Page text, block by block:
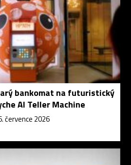
bankomat na futuristický
AI Teller Machine
července 2026